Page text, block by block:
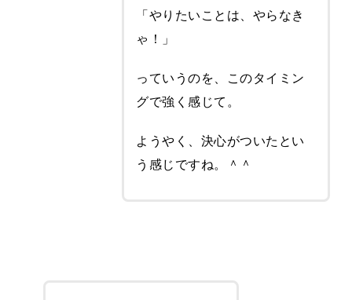
「やりたいことは、やらなき
ゃ！」
っていうのを、このタイミン
グで強く感じて。
ようやく、決心がついたとい
う感じですね。＾＾